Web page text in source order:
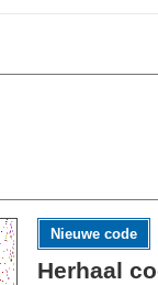
Nieuwe code
Herhaal